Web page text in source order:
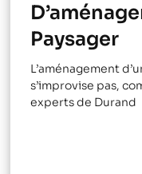
Paysager
L’aménagement
s’improvise pas,
experts de Durand